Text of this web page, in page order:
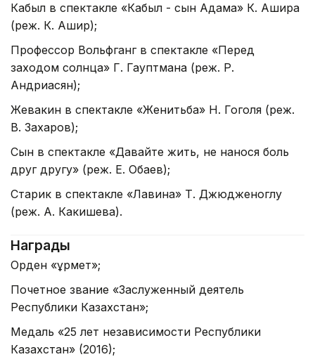
Кабыл в спектакле «Кабыл - сын Адама» К. Ашира
(реж. К. Ашир);
Профессор Вольфганг в спектакле «Перед
заходом солнца» Г. Гауптмана (реж. Р.
Андриасян);
Жевакин в спектакле «Женитьба» Н. Гоголя (реж.
В. Захаров);
Сын в спектакле «Давайте жить, не нанося боль
друг другу» (реж. Е. Обаев);
Старик в спектакле «Лавина» Т. Джюдженоглу
(реж. А. Какишева).
Награды
Орден «Құрмет»;
Почетное звание «Заслуженный деятель
Республики Казахстан»;
Медаль «25 лет независимости Республики
Казахстан» (2016);